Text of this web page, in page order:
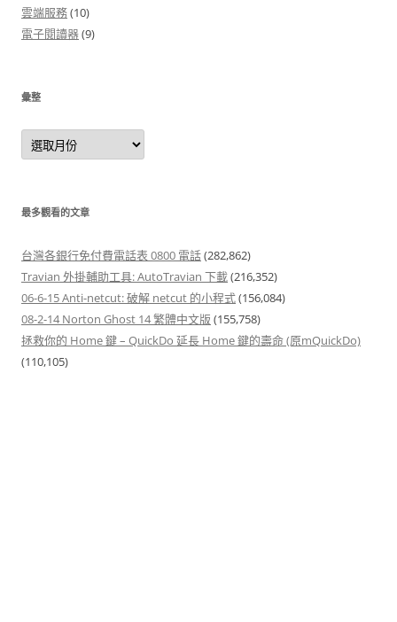
雲端服務(10)
電子閱讀器(9)
彙整
彙
整
最多觀看的文章
台灣各銀行免付費電話表 0800 電話(282,862)
Travian 外掛輔助工具: AutoTravian 下載(216,352)
06-6-15 Anti-netcut: 破解 netcut 的小程式(156,084)
08-2-14 Norton Ghost 14 繁體中文版 (155,758)
拯救你的 Home 鍵 – QuickDo 延長 Home 鍵的壽命 (原mQuickDo)
(110,105)